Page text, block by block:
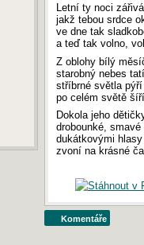
Letní ty noci
jakž tebou srdce
ve dne tak
a teď tak volno,
Z oblohy bílý
starobný nebes
stříbrné světla pýří
po celém světě
Dokola jeho
drobounké,
dukátkovými hlasy
zvoní na krásné
Komentáře